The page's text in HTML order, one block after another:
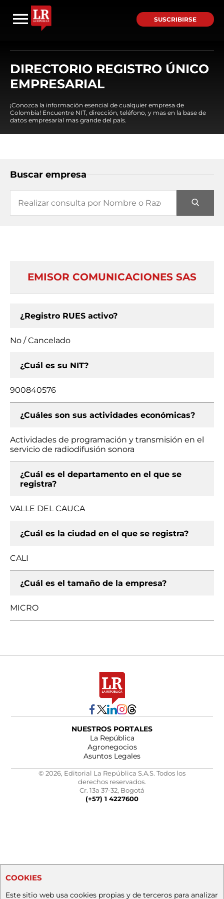
SUSCRIBIRSE
DIRECTORIO REGISTRO ÚNICO
EMPRESARIAL
¡Conozca la información esencial de cualquier empresa de
Colombia! Encuentre NIT, dirección, teléfono, y mas en la base de
datos empresarial mas grande del país.
Buscar empresa
EMISOR COMUNICACIONES SAS
¿Registro RUES activo?
No / Cancelado
¿Cuál es su NIT?
900840576
¿Cuáles son sus actividades económicas?
Actividades de programación y transmisión en el
servicio de radiodifusión sonora
¿Cuál es el departamento en el que se
registra?
VALLE DEL CAUCA
¿Cuál es la ciudad en el que se registra?
CALI
¿Cuál es el tamaño de la empresa?
MICRO
NUESTROS PORTALES
La República
Agronegocios
Asuntos Legales
© 2026, Editorial La República S.A.S. Todos los
derechos reservados.
Cr. 13a 37-32, Bogotá
(+57) 1 4227600
COOKIES
Este sitio web usa cookies propias y de terceros para analizar